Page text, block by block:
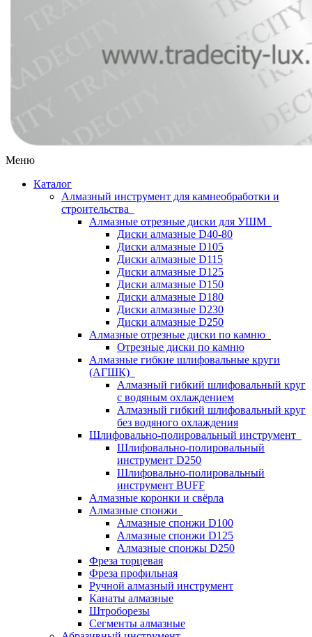
Меню
Каталог
Алмазный инструмент для камнеобработки и
строительства
Алмазные отрезные диски для УШМ
Диски алмазные D40-80
Диски алмазные D105
Диски алмазные D115
Диски алмазные D125
Диски алмазные D150
Диски алмазные D180
Диски алмазные D230
Диски алмазные D250
Алмазные отрезные диски по камню
Отрезные диски по камню
Алмазные гибкие шлифовальные круги
(АГШК)
Алмазный гибкий шлифовальный круг
с водяным охлаждением
Алмазный гибкий шлифовальный круг
без водяного охлаждения
Шлифовально-полировальный инструмент
Шлифовально-полировальный
инструмент D250
Шлифовально-полировальный
инструмент BUFF
Алмазные коронки и свёрла
Алмазные спонжи
Алмазные спонжи D100
Алмазные спонжи D125
Алмазные спонжы D250
Фреза торцевая
Фреза профильная
Ручной алмазный инструмент
Канаты алмазные
Штроборезы
Сегменты алмазные